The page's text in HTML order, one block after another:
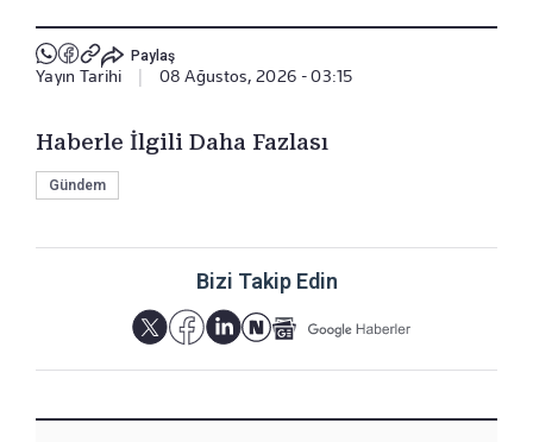
Paylaş
Yayın Tarihi 08 Ağustos, 2026 - 03:15
Haberle İlgili Daha Fazlası
Gündem
Bizi Takip Edin